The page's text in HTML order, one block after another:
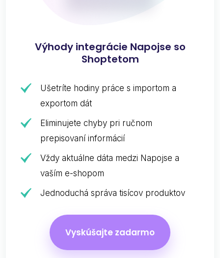
Výhody integrácie Napojse so
Shoptetom
Ušetríte hodiny práce s importom a
exportom dát
Eliminujete chyby pri ručnom
prepisovaní informácií
Vždy aktuálne dáta medzi Napojse a
vaším e-shopom
Jednoduchá správa tisícov produktov
Vyskúšajte zadarmo